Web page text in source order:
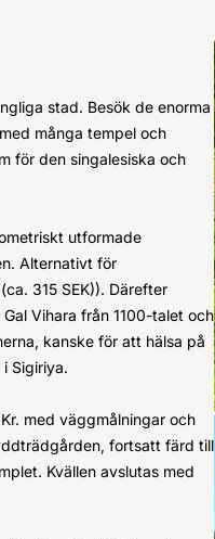
stad. Besök de enorma
många tempel och
för den singalesiska och
utformade
Alternativt för
315 SEK)). Därefter
Vihara från 1100-talet och
kanske för att hälsa på
Sigiriya.
med väggmålningar och
fortsatt färd till
Kvällen avslutas med